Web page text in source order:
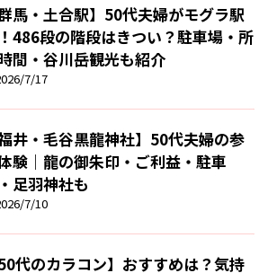
群馬・土合駅】50代夫婦がモグラ駅
486段の階段はきつい？駐車場・所
間・谷川岳観光も紹介
7/17
福井・毛谷黒龍神社】50代夫婦の参
験｜龍の御朱印・ご利益・駐車
足羽神社も
7/10
50代のカラコン】おすすめは？気持